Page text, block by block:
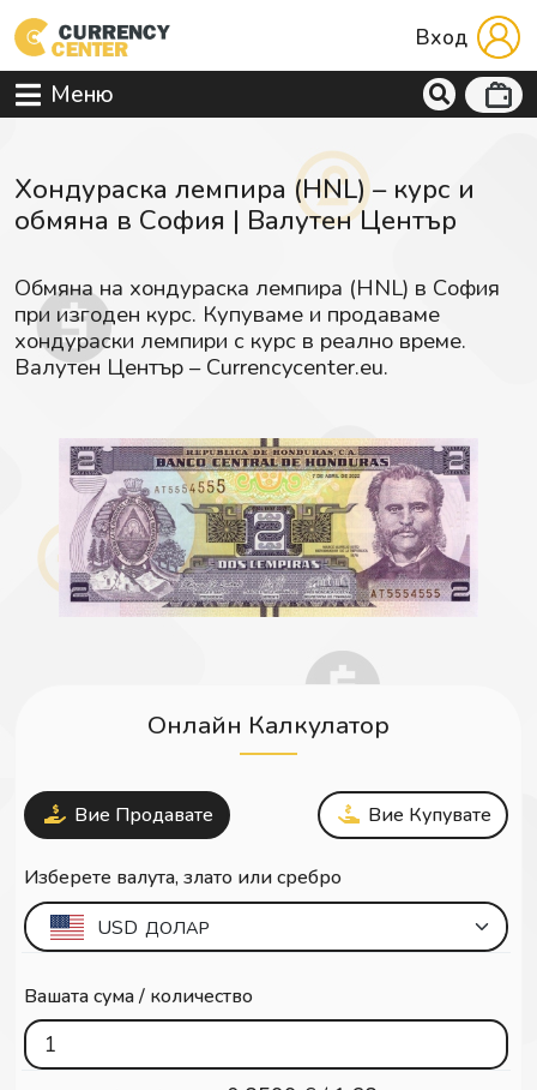
Вход
Меню
Хондураска лемпира (HNL) – курс и
обмяна в София | Валутен Център
Обмяна на хондураска лемпира (HNL) в София
при изгоден курс. Купуваме и продаваме
хондураски лемпири с курс в реално време.
Валутен Център – Currencycenter.eu.
Онлайн Калкулатор
Вие Продавате Вие Купувате
Изберете валута, злато или сребро
USD ДОЛАР
Вашата сума / количество